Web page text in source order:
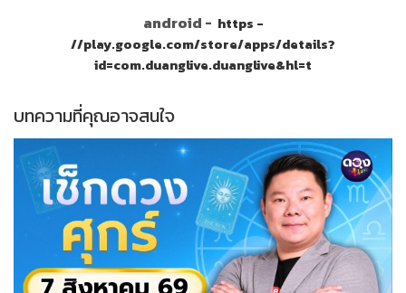
android - https -
//play.google.com/store/apps/details?
id=com.duanglive.duanglive&hl=t
บทความที่คุณอาจสนใจ